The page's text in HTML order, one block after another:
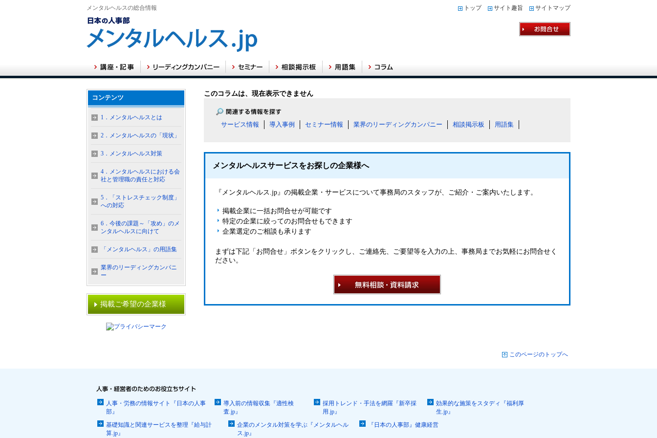
メンタルヘルスの総合情報 トップ サイト趣旨 サイトマップ
このコラムは、現在表示できません
サービス情報 導入事例 セミナー情報 業界のリーディングカンパニー 相談掲示板 用語集
メンタルヘルスサービスをお探しの企業様へ
『メンタルヘルス.jp』の掲載企業・サービスについて事務局のスタッフが、ご紹介・ご案内いたします。
掲載企業に一括お問合せが可能です
特定の企業に絞ってのお問合せもできます
企業選定のご相談も承ります
まずは下記「お問合せ」ボタンをクリックし、ご連絡先、ご要望等を入力の上、事務局までお気軽にお問合せく
ださい。
コンテンツ
1．メンタルヘルスとは
2．メンタルヘルスの「現状」
3．メンタルヘルス対策
4．メンタルヘルスにおける会
社と管理職の責任と対応
5．「ストレスチェック制度」
への対応
6．今後の課題～「攻め」のメ
ンタルヘルスに向けて
「メンタルヘルス」の用語集
業界のリーディングカンパニ
ー
掲載ご希望の企業様
このページのトップへ
人事・労務の情報サイト『日本の人事
部』
導入前の情報収集『適性検
査.jp』
採用トレンド・手法を網羅『新卒採
用.jp』
効果的な施策をスタディ『福利厚
生.jp』
基礎知識と関連サービスを整理『給与計
算.jp』
企業のメンタル対策を学ぶ『メンタルヘル
ス.jp』
『日本の人事部』健康経営